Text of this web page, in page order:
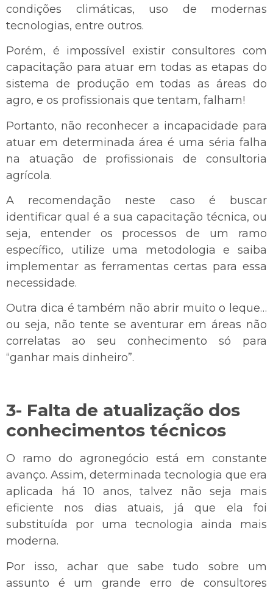
condições climáticas, uso de modernas
tecnologias, entre outros.
Porém, é impossível existir consultores com
capacitação para atuar em todas as etapas do
sistema de produção em todas as áreas do
agro, e os profissionais que tentam, falham!
Portanto, não reconhecer a incapacidade para
atuar em determinada área é uma séria falha
na atuação de profissionais de consultoria
agrícola.
A recomendação neste caso é buscar
identificar qual é a sua capacitação técnica, ou
seja, entender os processos de um ramo
específico, utilize uma metodologia e saiba
implementar as ferramentas certas para essa
necessidade.
Outra dica é também não abrir muito o leque…
ou seja, não tente se aventurar em áreas não
correlatas ao seu conhecimento só para
“ganhar mais dinheiro”.
3- Falta de atualização dos
conhecimentos técnicos
O ramo do agronegócio está em constante
avanço. Assim, determinada tecnologia que era
aplicada há 10 anos, talvez não seja mais
eficiente nos dias atuais, já que ela foi
substituída por uma tecnologia ainda mais
moderna.
Por isso, achar que sabe tudo sobre um
assunto é um grande erro de consultores